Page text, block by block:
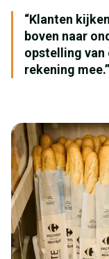
“Klanten
boven naar
opstelling van
rekening mee.”